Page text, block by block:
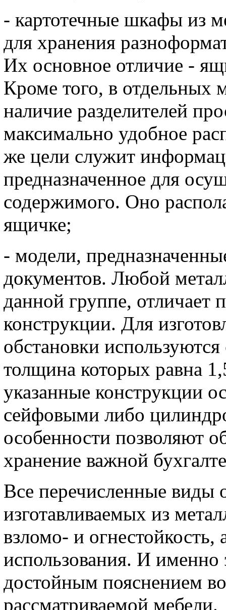
- картотечные шкафы из
для хранения
Их основное отличие -
Кроме того, в отдельных
наличие разделителей
максимально удобное
же цели служит
предназначенное для
содержимого. Оно
ящичке;
- модели,
документов. Любой
данной группе, отличает
конструкции. Для
обстановки
толщина которых равна
указанные конструкции
сейфовыми либо
особенности позволяют
хранение важной
Все перечисленные
изготавливаемых из
взломо- и огнестойкость,
использования. И именно
достойным пояснением
рассматриваемой мебели.